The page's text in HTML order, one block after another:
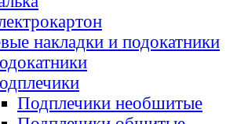
накладки и подокатники
Подплечики необшитые